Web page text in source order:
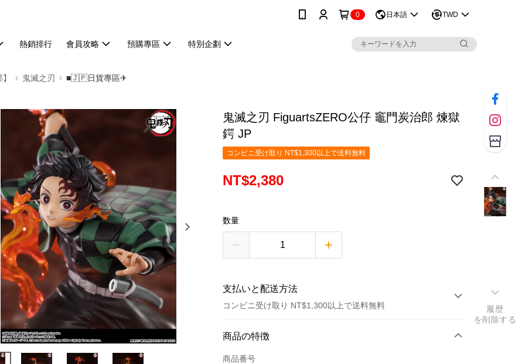
0 日本語 TWD
熱銷排行 會員攻略 預購專區 特別企劃
鬼滅之刃 ■🇯🇵日貨專區✈
鬼滅之刃 FiguartsZERO公仔 竈門炭治郎 煉獄
鍔 JP
コンビニ受け取り NT$1,300以上で送料無料
NT$2,380
数量
支払いと配送方法
コンビニ受け取り NT$1,300以上で送料無料
お支払い方法
クレジットカード1回払い
商品の特徴
商品番号
履歴
を削除する